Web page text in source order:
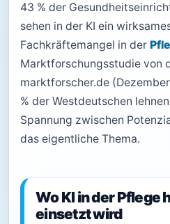
43 % der
sehen in der KI ein
Fachkräftemangel in der
Marktforschungsstudie von
marktforscher.de
% der Westdeutschen
Spannung zwischen
das eigentliche Thema.
Wo KI in der Pflege
einsetzt wird